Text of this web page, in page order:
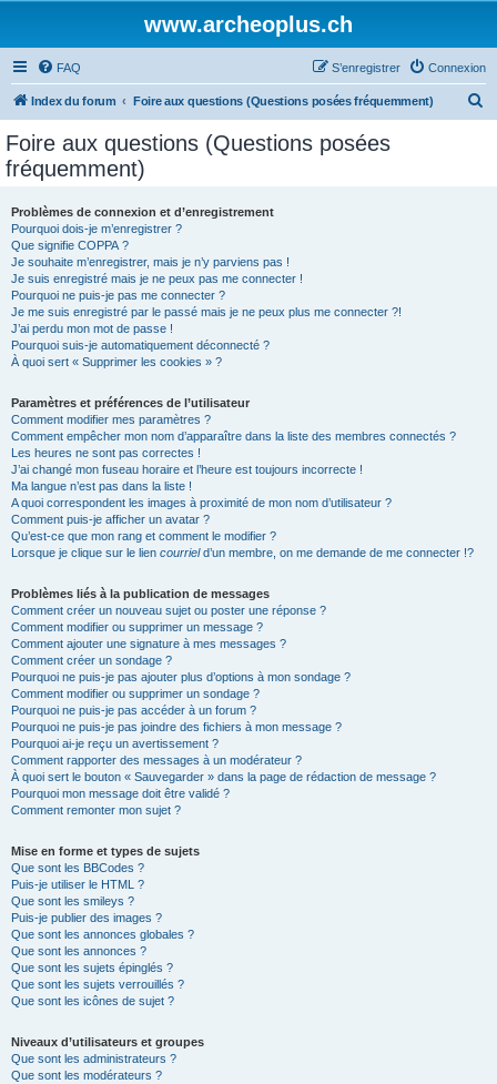
www.archeoplus.ch
FAQ Connexion
S’enregistrer
Index du forum Foire aux questions (Questions posées fréquemment)
Foire aux questions (Questions posées
fréquemment)
Problèmes de connexion et d’enregistrement
Pourquoi dois-je m’enregistrer ?
Que signifie COPPA ?
Je souhaite m’enregistrer, mais je n’y parviens pas !
Je suis enregistré mais je ne peux pas me connecter !
Pourquoi ne puis-je pas me connecter ?
Je me suis enregistré par le passé mais je ne peux plus me connecter ?!
J’ai perdu mon mot de passe !
Pourquoi suis-je automatiquement déconnecté ?
À quoi sert « Supprimer les cookies » ?
Paramètres et préférences de l’utilisateur
Comment modifier mes paramètres ?
Comment empêcher mon nom d’apparaître dans la liste des membres connectés ?
Les heures ne sont pas correctes !
J’ai changé mon fuseau horaire et l’heure est toujours incorrecte !
Ma langue n’est pas dans la liste !
A quoi correspondent les images à proximité de mon nom d’utilisateur ?
Comment puis-je afficher un avatar ?
Qu’est-ce que mon rang et comment le modifier ?
Lorsque je clique sur le lien courrield’un membre, on me demande de me connecter !?
Problèmes liés à la publication de messages
Comment créer un nouveau sujet ou poster une réponse ?
Comment modifier ou supprimer un message ?
Comment ajouter une signature à mes messages ?
Comment créer un sondage ?
Pourquoi ne puis-je pas ajouter plus d’options à mon sondage ?
Comment modifier ou supprimer un sondage ?
Pourquoi ne puis-je pas accéder à un forum ?
Pourquoi ne puis-je pas joindre des fichiers à mon message ?
Pourquoi ai-je reçu un avertissement ?
Comment rapporter des messages à un modérateur ?
À quoi sert le bouton « Sauvegarder » dans la page de rédaction de message ?
Pourquoi mon message doit être validé ?
Comment remonter mon sujet ?
Mise en forme et types de sujets
Que sont les BBCodes ?
Puis-je utiliser le HTML ?
Que sont les smileys ?
Puis-je publier des images ?
Que sont les annonces globales ?
Que sont les annonces ?
Que sont les sujets épinglés ?
Que sont les sujets verrouillés ?
Que sont les icônes de sujet ?
Niveaux d’utilisateurs et groupes
Que sont les administrateurs ?
Que sont les modérateurs ?